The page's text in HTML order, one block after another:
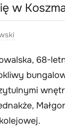
w
68-